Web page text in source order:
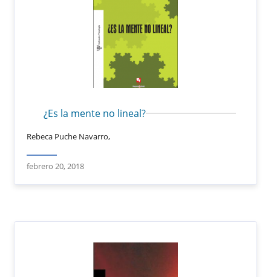
¿Es la mente no lineal?
Rebeca Puche Navarro,
febrero 20, 2018